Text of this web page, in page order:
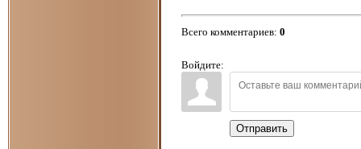
Всего комментариев: 0
Войдите:
Отправить